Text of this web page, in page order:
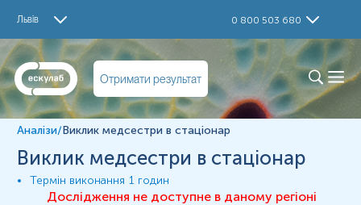
Львів 0 800 503 680
Отримати результат
Матеріал
*Одиниці вимірювання, референтні значення та діапазон
вимірювань можуть змінюватися у відповідності до зміни
тест-систем.
Аналізи/Виклик медсестри в стаціонар
Виклик медсестри в стаціонар
Термін виконання 1 годин
Дослідження не доступне в даному регіоні